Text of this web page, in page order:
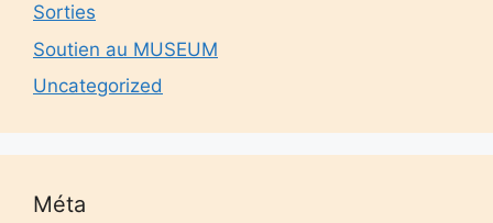
Sorties
Soutien au MUSEUM
Uncategorized
Méta